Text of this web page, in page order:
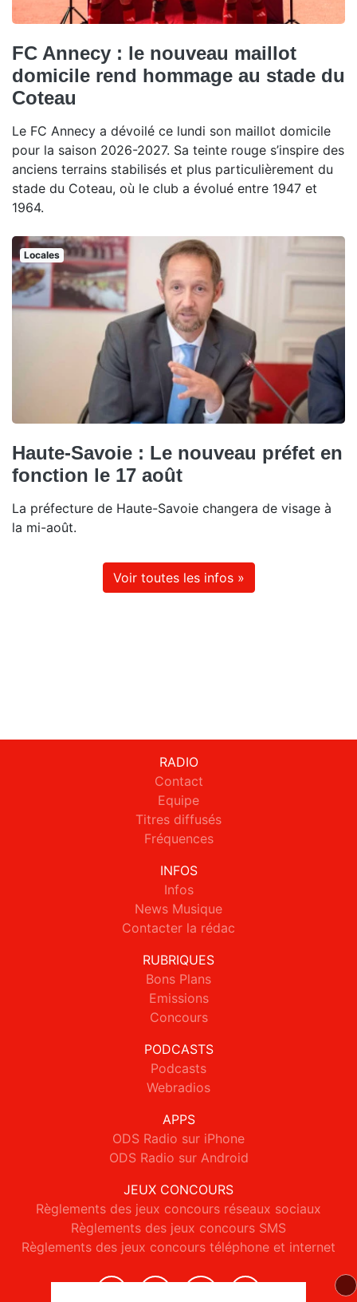
FC Annecy : le nouveau maillot
domicile rend hommage au stade du
Coteau
Le FC Annecy a dévoilé ce lundi son maillot domicile
pour la saison 2026-2027. Sa teinte rouge s’inspire des
anciens terrains stabilisés et plus particulièrement du
stade du Coteau, où le club a évolué entre 1947 et
1964.
Locales
Haute-Savoie : Le nouveau préfet en
fonction le 17 août
La préfecture de Haute-Savoie changera de visage à
la mi-août.
Voir toutes les infos »
RADIO
Contact
Equipe
Titres diffusés
Fréquences
INFOS
Infos
News Musique
Contacter la rédac
RUBRIQUES
Bons Plans
Emissions
Concours
PODCASTS
Podcasts
Webradios
APPS
ODS Radio sur iPhone
ODS Radio sur Android
JEUX CONCOURS
Règlements des jeux concours réseaux sociaux
Règlements des jeux concours SMS
Règlements des jeux concours téléphone et internet